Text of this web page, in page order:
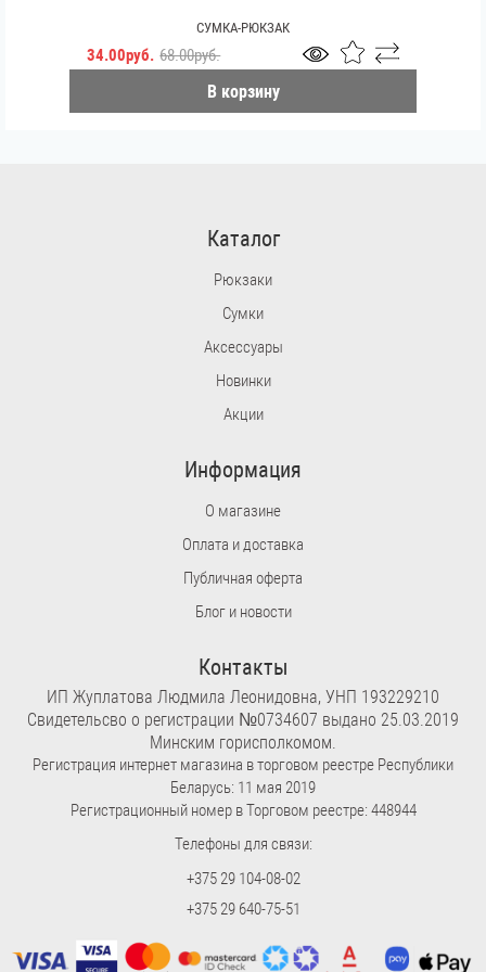
СУМКА-РЮКЗАК
34.00руб. 68.00руб.
В корзину
Каталог
Рюкзаки
Сумки
Аксессуары
Новинки
Акции
Информация
О магазине
Оплата и доставка
Публичная оферта
Блог и новости
Контакты
ИП Жуплатова Людмила Леонидовна, УНП 193229210
Свидетельсво о регистрации №0734607 выдано 25.03.2019
Минским горисполкомом.
Регистрация интернет магазина в торговом реестре Республики
Беларусь: 11 мая 2019
Регистрационный номер в Торговом реестре: 448944
Телефоны для связи:
+375 29 104-08-02
+375 29 640-75-51